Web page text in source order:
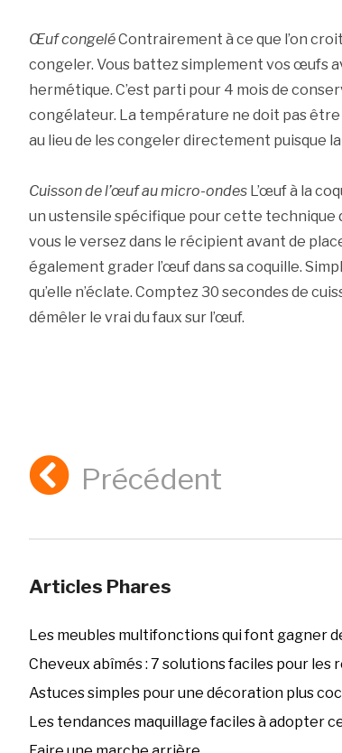
Œuf congeléContrairement à ce que l’on
congeler. Vous battez simplement vos œufs
hermétique. C’est parti pour 4 mois de
congélateur. La température ne doit pas
au lieu de les congeler directement puisque la
Cuisson de l’œuf au micro-ondesL’œuf à la
un ustensile spécifique pour cette technique
vous le versez dans le récipient avant de
également grader l’œuf dans sa coquille.
qu’elle n’éclate. Comptez 30 secondes de
démêler le vrai du faux sur l’œuf.
Précédent
Articles Phares
Les meubles multifonctions qui font gagner
Cheveux abîmés : 7 solutions faciles pour
Astuces simples pour une décoration plus
Les tendances maquillage faciles à adopter